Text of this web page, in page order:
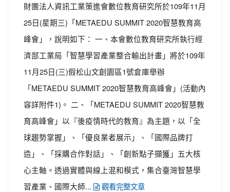
財團法人資訊工業策進會數位教育研究所於109年11月
25日(星期三)「METAEDU SUMMIT 2020智慧教育高
峰會」，說明如下： 一、本會數位教育研究所執行經
濟部工業局「智慧學習產業整合輸出計畫」將於109年
11月25日(三)假松山文創園區1號倉庫舉辦
「METAEDU SUMMIT 2020智慧教育高峰會」(活動內
容詳附件1)。 二、「METAEDU SUMMIT 2020智慧教
育高峰會」以『後疫情時代的教育』為主題，以「全
球趨勢掌握」、「優良業者展示」、「國際品牌打
造」、「採購合作對話」、「創新點子擷獲」五大核
心主軸。透過實體與線上混和模式，集合臺灣智慧學
習產業、國際大師...
觀看完整文章